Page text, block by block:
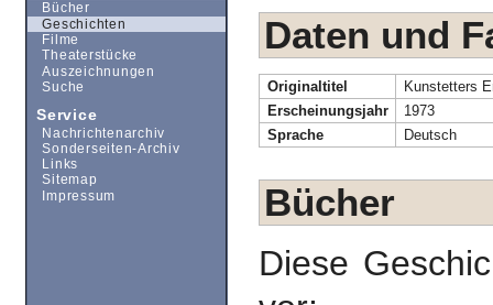
Daten und
Originaltitel
Kunstetters
Erscheinungsjahr
1973
Sprache
Deutsch
Bücher
Diese
Bücher
Geschichten
Filme
Theaterstücke
Auszeichnungen
Suche
Service
Nachrichtenarchiv
Sonderseiten-Archiv
Links
Sitemap
Impressum